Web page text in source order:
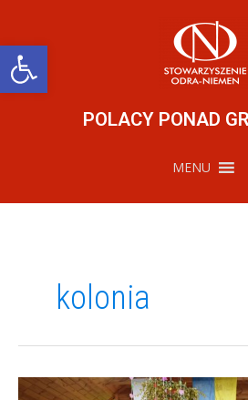
Otwórz pasek
POLACY PONAD
MENU
kolonia
Język